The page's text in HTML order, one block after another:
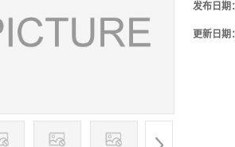
发布日期
更新日期